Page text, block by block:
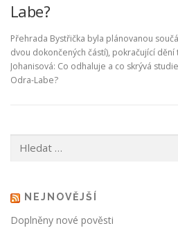
ROUBENÉ STAVBY
Labe?
Přehrada Bystřička byla plánovanou
dvou dokončených částí), pokračující
Johanisová: Co odhaluje a co skrývá
Odra-Labe?
NEJNOVĚJŠÍ
Doplněny nové pověsti